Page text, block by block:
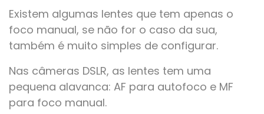
Existem algumas lentes que tem apenas o
foco manual, se não for o caso da sua,
também é muito simples de configurar.
Nas câmeras DSLR, as lentes tem uma
pequena alavanca: AF para autofoco e MF
para foco manual.